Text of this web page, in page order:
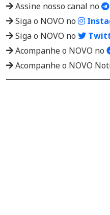
Assine nosso canal no
Siga o NOVO no
Siga o NOVO no
Acompanhe o NOVO no
Acompanhe o NOVO